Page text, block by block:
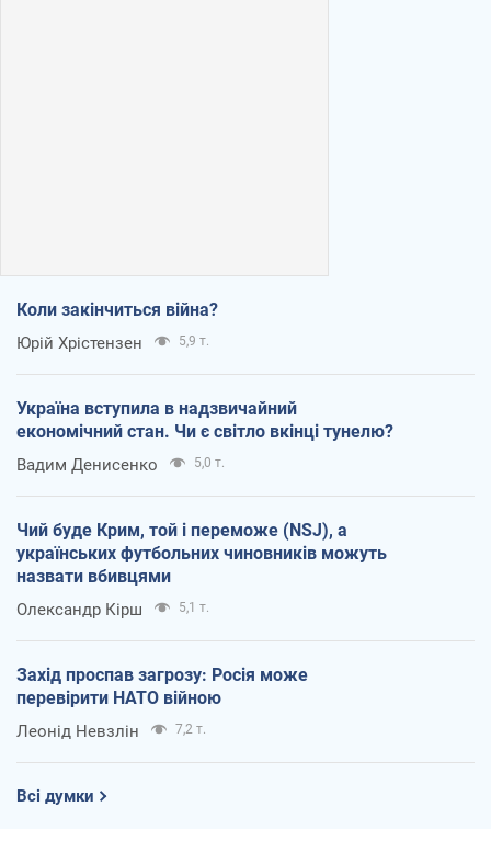
Коли закінчиться війна?
Юрій Хрістензен 5,9 т.
Україна вступила в надзвичайний
економічний стан. Чи є світло вкінці тунелю?
Вадим Денисенко 5,0 т.
Чий буде Крим, той і переможе (NSJ), а
українських футбольних чиновників можуть
назвати вбивцями
Олександр Кірш 5,1 т.
Захід проспав загрозу: Росія може
перевірити НАТО війною
Леонід Невзлін 7,2 т.
Всі думки